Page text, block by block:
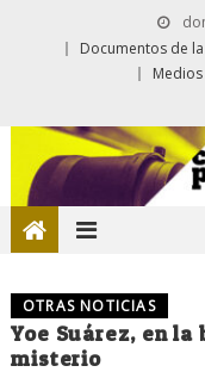
Documentos de la
OTRAS NOTICIAS
Yoe Suárez, en
misterio